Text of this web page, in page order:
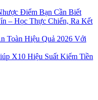
Điểm Bạn Cần Biết
– Học Thực Chiến, Ra Kết
Toàn Hiệu Quả 2026 Với
X10 Hiệu Suất Kiếm Tiền